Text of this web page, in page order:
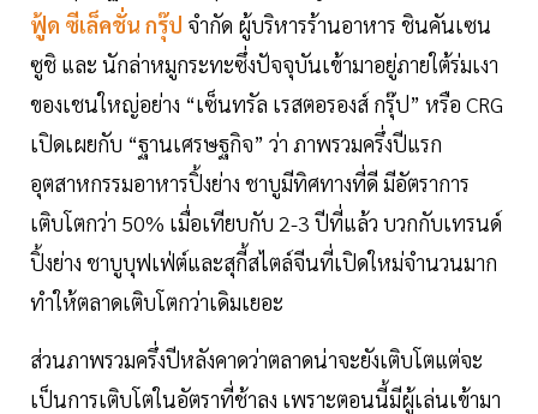
ฟู้ด ซีเล็คชั่น กรุ๊ป จำกัด ผู้บริหารร้านอาหาร ชินคันเซน
ซูชิ และ นักล่าหมูกระทะซึ่งปัจจุบันเข้ามาอยู่ภายใต้ร่มเงา
ของเชนใหญ่อย่าง “เซ็นทรัล เรสตอรองส์ กรุ๊ป” หรือ CRG
เปิดเผยกับ “ฐานเศรษฐกิจ” ว่า ภาพรวมครึ่งปีแรก
อุตสาหกรรมอาหารปิ้งย่าง ชาบูมีทิศทางที่ดี มีอัตราการ
เติบโตกว่า 50% เมื่อเทียบกับ 2-3 ปีที่แล้ว บวกกับเทรนด์
ปิ้งย่าง ชาบูบุฟเฟ่ต์และสุกี้สไตล์จีนที่เปิดใหม่จำนวนมาก
ทำให้ตลาดเติบโตกว่าเดิมเยอะ
ส่วนภาพรวมครึ่งปีหลังคาดว่าตลาดน่าจะยังเติบโตแต่จะ
เป็นการเติบโตในอัตราที่ช้าลง เพราะตอนนี้มีผู้เล่นเข้ามา